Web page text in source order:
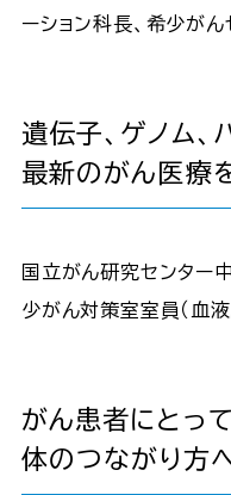
ーション科長、希少が
遺伝子、ゲノム、
最新のがん医療
国立がん研究センター
少がん対策室室員（血
がん患者にとっ
体のつながり方